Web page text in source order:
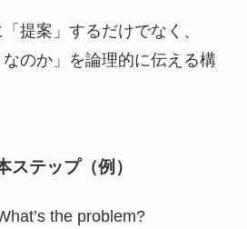
提案」するだけでなく、
なのか」を論理的に伝える構
ステップ（例）
the problem?